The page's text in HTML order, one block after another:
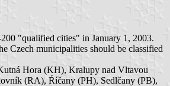
"qualified cities" in January 1, 2003.
Czech municipalities should be classified
Hora (KH), Kralupy nad Vltavou
(RA), Ŕíčany (PH), Sedlčany (PB),